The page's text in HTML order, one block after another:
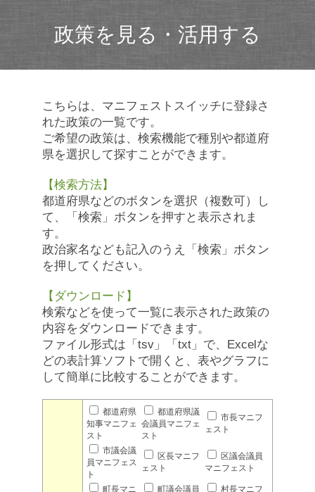
政策を見る・活用する
こちらは、マニフェストスイッチに登録さ
れた政策の一覧です。
ご希望の政策は、検索機能で種別や都道府
県を選択して探すことができます。
【検索方法】
都道府県などのボタンを選択（複数可）し
て、「検索」ボタンを押すと表示されま
す。
政治家名なども記入のうえ「検索」ボタン
を押してください。
【ダウンロード】
検索などを使って一覧に表示された政策の
内容をダウンロードできます。
ファイル形式は「tsv」「txt」で、Excelな
どの表計算ソフトで開くと、表やグラフに
して簡単に比較することができます。
都道府県
知事マニフェ
スト
都道府県議
会議員マニフェ
スト
市長マニフ
ェスト
市議会議
員マニフェス
ト
区長マニフ
ェスト
区議会議員
マニフェスト
町長マニ
町議会議員
村長マニフ